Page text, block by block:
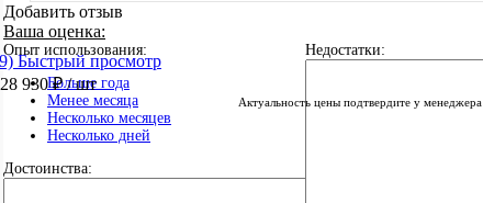
Быстрый просмотр
28 930 ₽/ шт
Актуальность цены подтвердите у менеджера
Добавить отзыв
Ваша оценка:
Опыт использования:
Больше года
Менее месяца
Несколько месяцев
Несколько дней
Достоинства:
Недостатки: